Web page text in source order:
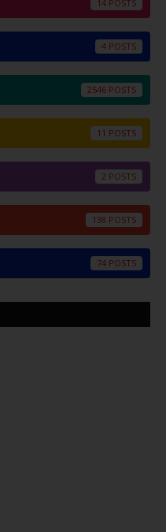
14
4
2546
11
2
138
74